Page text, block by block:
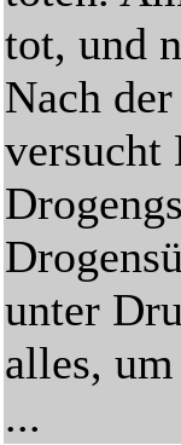
tot, und
Nach
unter
alles,
...